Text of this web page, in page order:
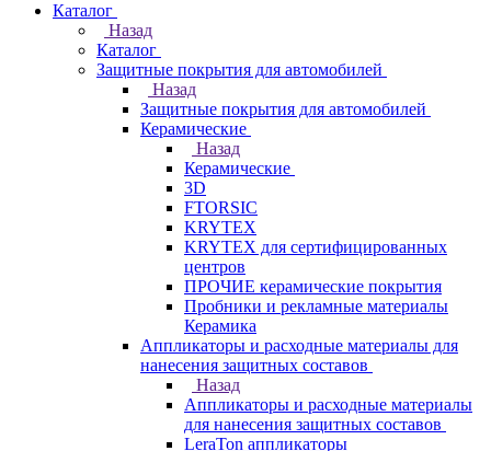
Каталог
Назад
Каталог
Защитные покрытия для автомобилей
Назад
Защитные покрытия для автомобилей
Керамические
Назад
Керамические
3D
FTORSIC
KRYTEX
KRYTEX для сертифицированных
центров
ПРОЧИЕ керамические покрытия
Пробники и рекламные материалы
Керамика
Аппликаторы и расходные материалы для
нанесения защитных составов
Назад
Аппликаторы и расходные материалы
для нанесения защитных составов
LeraTon аппликаторы